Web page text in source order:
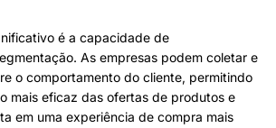
é a capacidade de
As empresas podem coletar e
o comportamento do cliente, permitindo
mais eficaz das ofertas de produtos e
em uma experiência de compra mais